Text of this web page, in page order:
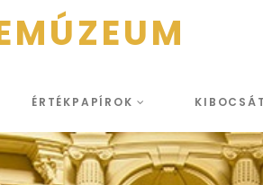
ÉRTÉKPAPÍROK